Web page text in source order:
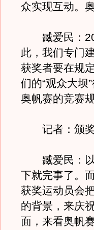
众实现互动。
臧爱民：
此，我们专门
获奖者要在规
们的“观众大坝
奥帆赛的竞赛
记者：颁奖
臧爱民：以
下就完事了。
获奖运动员会
的背景，来庆
面，来看奥帆